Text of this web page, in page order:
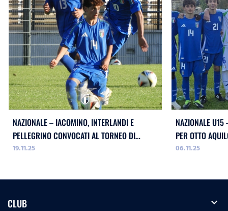
NAZIONALE – IACOMINO, INTERLANDI E
PELLEGRINO CONVOCATI AL TORNEO DI
NATALE
19.11.25
NAZIONALE U15
PER OTTO
06.11.25
CLUB expand_more